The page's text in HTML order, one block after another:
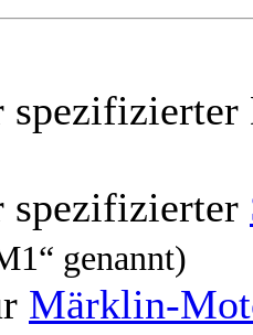
spezifizierter
genannt)
Märklin-